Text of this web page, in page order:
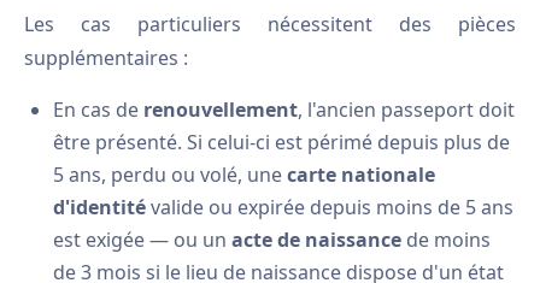
Les cas particuliers nécessitent des pièces
supplémentaires :
En cas de renouvellement, l'ancien passeport doit
être présenté. Si celui-ci est périmé depuis plus de
5 ans, perdu ou volé, unecarte nationale
d'identitévalide ou expirée depuis moins de 5 ans
est exigée — ou un acte de naissance de moins
de 3 mois si le lieu de naissance dispose d'un état